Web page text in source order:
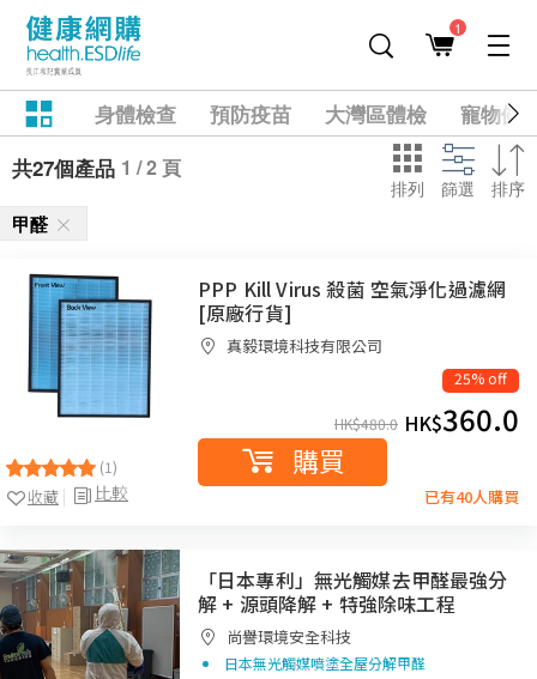
1
身體檢查 預防疫苗 大灣區體檢
寵物健
共27個產品 1 / 2 頁
排列 篩選 排序
甲醛
(1)
比較
收藏
PPP Kill Virus 殺菌 空氣淨化過濾網
[原廠行貨]
真毅環境科技有限公司
25% off
HK$480.0 HK$360.0
購買
已有40人購買
「日本專利」無光觸媒去甲醛最強分
解 + 源頭降解 + 特強除味工程
尚譽環境安全科技
日本無光觸媒噴塗全屋分解甲醛